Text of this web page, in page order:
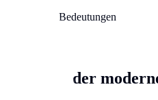
und Bedeutungen
in der